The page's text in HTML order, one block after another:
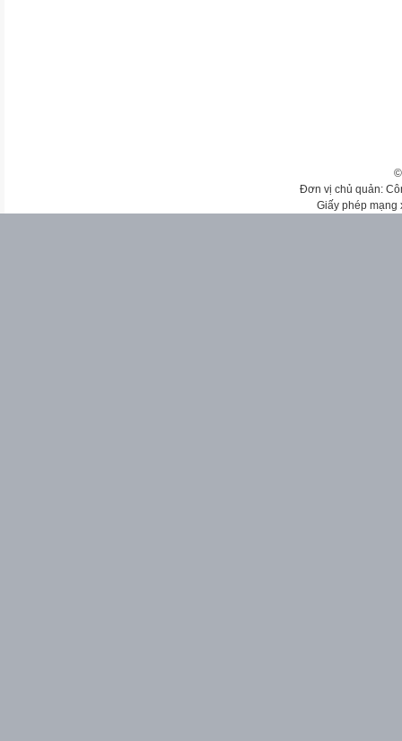
Đơn vị chủ quản:
Giấy phép mạng